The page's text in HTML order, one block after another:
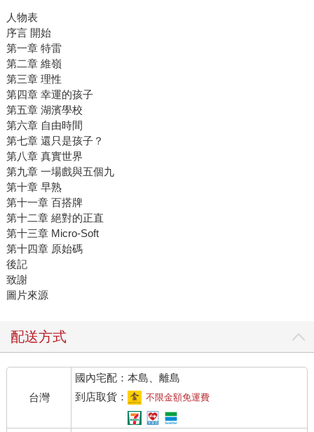
人物表
序言 開始
第一章 特雷
第二章 維嶺
第三章 理性
第四章 幸運的孩子
第五章 湖濱學校
第六章 自由時間
第七章 還只是孩子？
第八章 真實世界
第九章 一場戲與五個九
第十章 早熟
第十一章 百搭牌
第十二章 絕對的正直
第十三章 Micro-Soft
第十四章 原始碼
後記
致謝
圖片來源
配送方式
台灣
國內宅配：本島、離島
到店取貨：
不限金額免運費